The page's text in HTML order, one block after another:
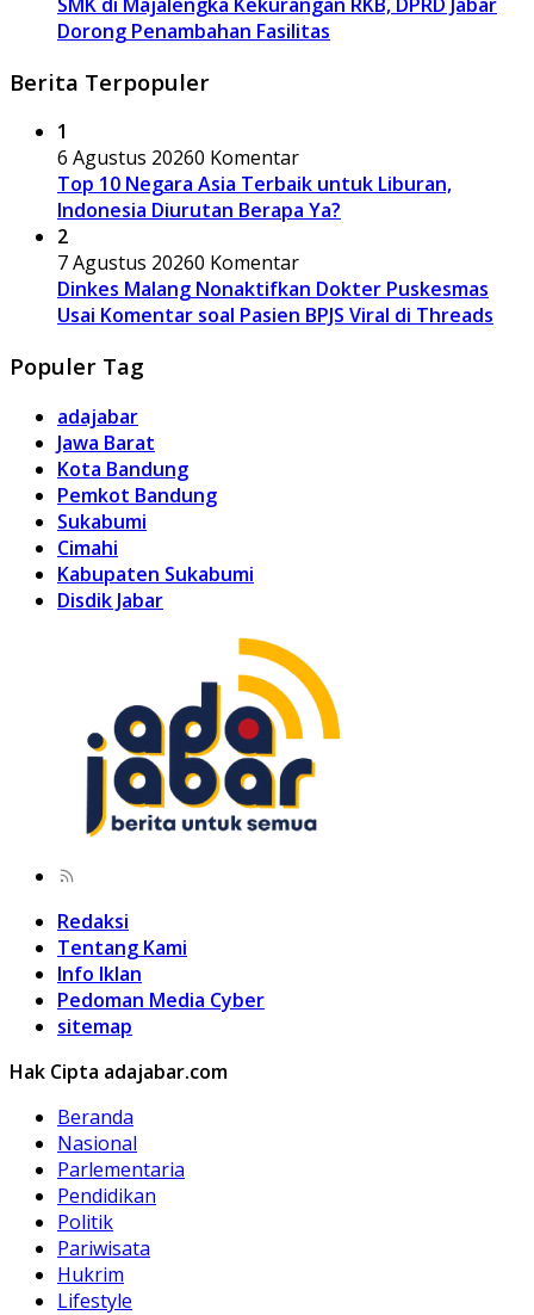
Dorong Penambahan Fasilitas
Berita Terpopuler
1
6 Agustus 20260 Komentar
Top 10 Negara Asia Terbaik untuk Liburan,
Indonesia Diurutan Berapa Ya?
2
7 Agustus 20260 Komentar
Dinkes Malang Nonaktifkan Dokter Puskesmas
Usai Komentar soal Pasien BPJS Viral di Threads
Populer Tag
adajabar
Jawa Barat
Kota Bandung
Pemkot Bandung
Sukabumi
Cimahi
Kabupaten Sukabumi
Disdik Jabar
Redaksi
Tentang Kami
Info Iklan
Pedoman Media Cyber
sitemap
Hak Cipta adajabar.com
Beranda
Nasional
Parlementaria
Pendidikan
Politik
Pariwisata
Hukrim
Lifestyle